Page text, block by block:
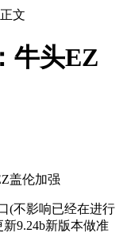
正文
牛头EZ
(不影响已经在进行
9.24b新版本做准